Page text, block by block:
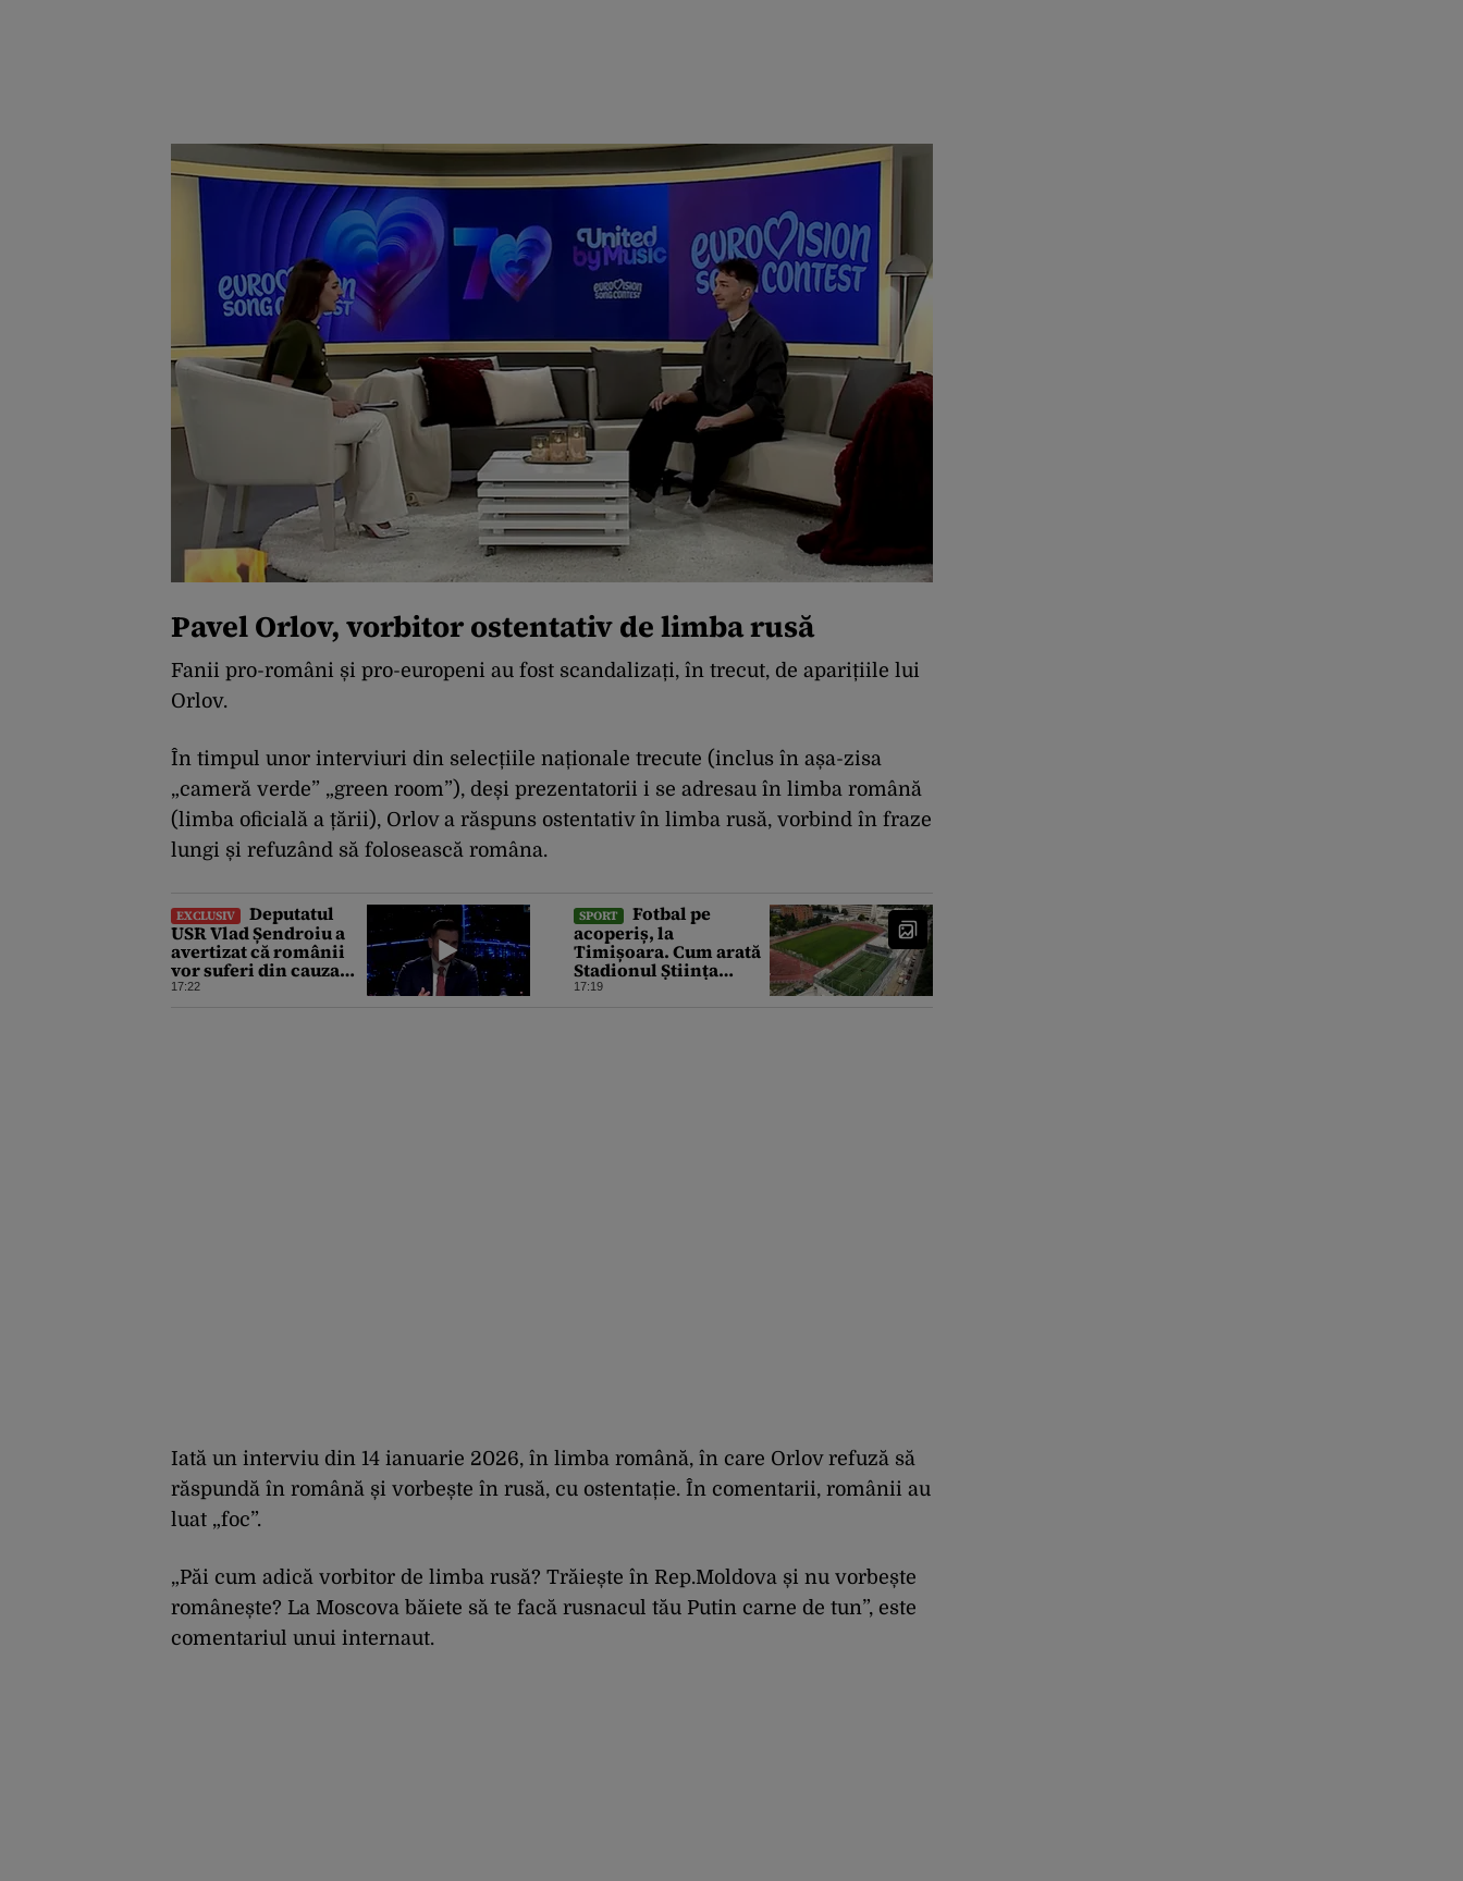
Pavel Orlov, vorbitor ostentativ de limba rusă
Fanii pro-români și pro-europeni au fost scandalizați, în trecut, de aparițiile lui
Orlov.
În timpul unor interviuri din selecțiile naționale trecute (inclus în așa-zisa
„cameră verde” „green room”), deși prezentatorii i se adresau în limba română
(limba oficială a țării), Orlov a răspuns ostentativ în limba rusă, vorbind în fraze
lungi și refuzând să folosească româna.
EXCLUSIV
Deputatul
USR Vlad Șendroiu a
avertizat că românii
vor suferi din cauza
energiei mai scumpe.
17:22
SPORT
Fotbal pe
acoperiș, la
Timișoara. Cum arată
Stadionul Știința
înainte de inaugurare,
17:19
Iată un interviu din 14 ianuarie 2026, în limba română, în care Orlov refuză să
răspundă în română și vorbește în rusă, cu ostentație. În comentarii, românii au
luat „foc”.
„Păi cum adică vorbitor de limba rusă? Trăiește în Rep.Moldova și nu vorbește
românește? La Moscova băiete să te facă rusnacul tău Putin carne de tun”, este
comentariul unui internaut.